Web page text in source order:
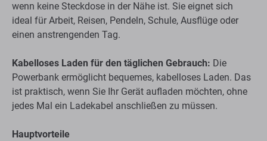
wenn keine Steckdose in der Nähe ist. Sie eignet sich
ideal für Arbeit, Reisen, Pendeln, Schule, Ausflüge oder
einen anstrengenden Tag.
Kabelloses Laden für den täglichen Gebrauch: Die
Powerbank ermöglicht bequemes, kabelloses Laden. Das
ist praktisch, wenn Sie Ihr Gerät aufladen möchten, ohne
jedes Mal ein Ladekabel anschließen zu müssen.
Hauptvorteile